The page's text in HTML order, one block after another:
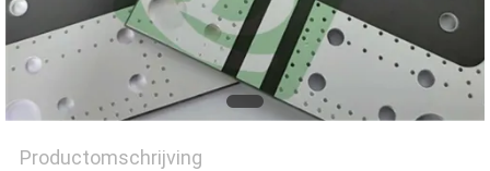
Productomschrijving